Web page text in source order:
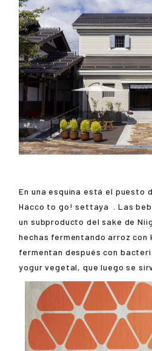
En una esquina está el puesto
Hacco to go!settaya
. Las
un subproducto del sake de
hechas fermentando arroz con
fermentan después con
yogur vegetal, que luego se